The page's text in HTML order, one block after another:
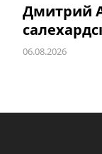
Дмитрий
06.08.2026